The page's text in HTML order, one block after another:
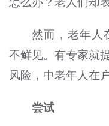
然而，老年人
不鲜见。有专家就
风险，中老年人在
尝试